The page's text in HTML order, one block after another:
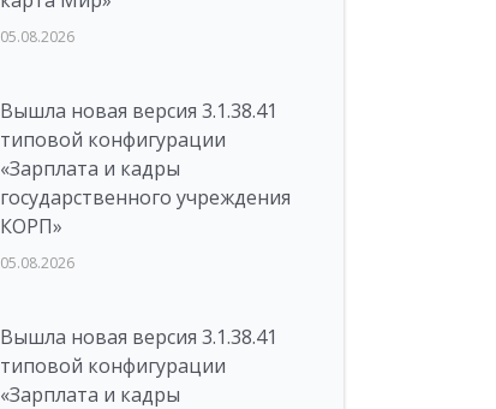
05.08.2026
Вышла новая версия 3.1.38.41
типовой конфигурации
«Зарплата и кадры
государственного учреждения
КОРП»
05.08.2026
Вышла новая версия 3.1.38.41
типовой конфигурации
«Зарплата и кадры